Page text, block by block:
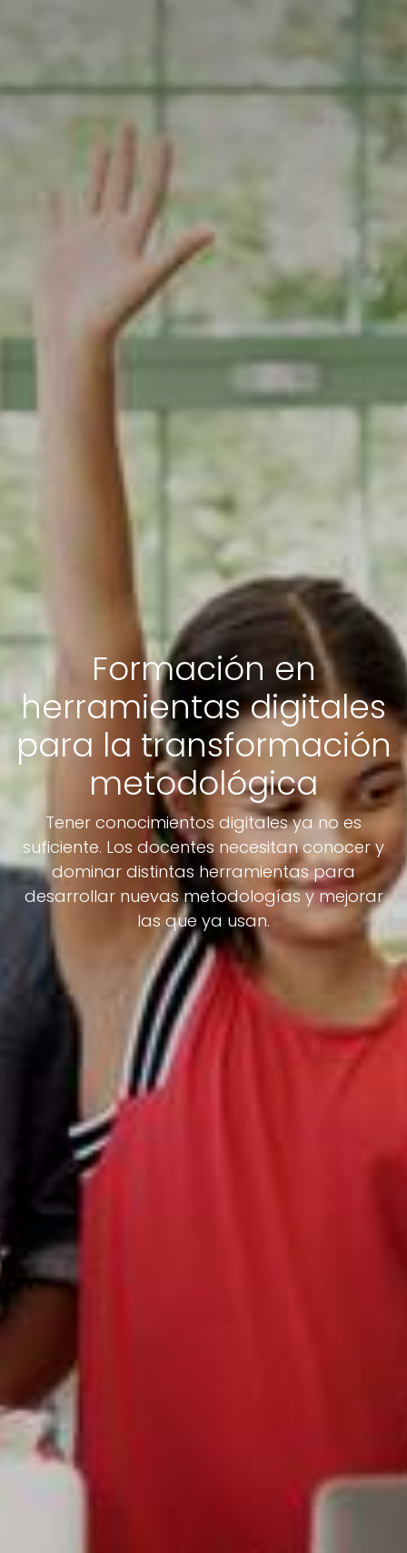
Formación en
herramientas digitales
para la transformación
metodológica
Tener conocimientos digitales ya no es
suficiente. Los docentes necesitan conocer y
dominar distintas herramientas para
desarrollar nuevas metodologías y mejorar
las que ya usan.